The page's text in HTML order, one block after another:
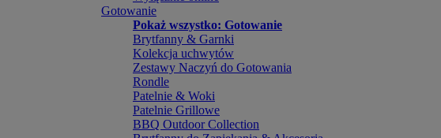
Gotowanie
Pokaż wszystko: Gotowanie
Brytfanny & Garnki
Kolekcja uchwytów
Zestawy Naczyń do Gotowania
Rondle
Patelnie & Woki
Patelnie Grillowe
BBQ Outdoor Collection